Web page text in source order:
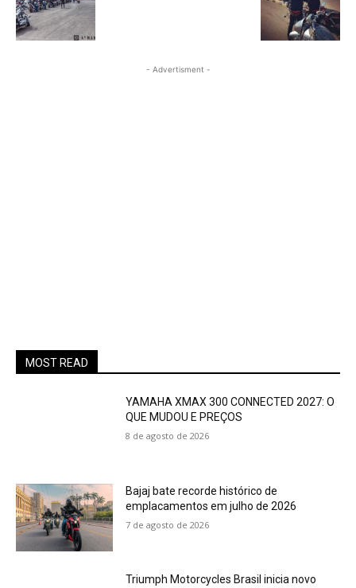
- Advertisment -
MOST READ
YAMAHA XMAX 300 CONNECTED 2027: O
QUE MUDOU E PREÇOS
8 de agosto de 2026
Bajaj bate recorde histórico de
emplacamentos em julho de 2026
7 de agosto de 2026
Triumph Motorcycles Brasil inicia novo